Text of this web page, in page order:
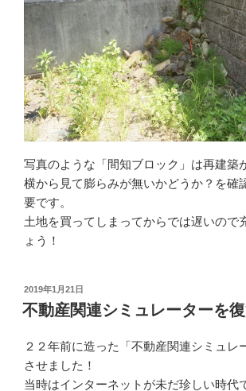
写真のような「間知ブロック」は再建築
横から見て膨らみが無いかどうか？を確
要です。
土地を買ってしまってからでは遅いので
ょう！
2019年1月21日
不動産関連シミュレーターを復
２２年前に造った「不動産関連シミュレ
させました！
当時はインターネットが未だ珍しい時代